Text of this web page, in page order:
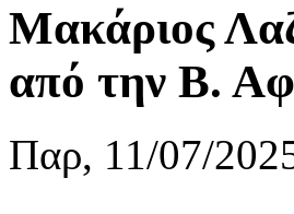
Μακάριος
από την Β.
Παρ, 11/07/